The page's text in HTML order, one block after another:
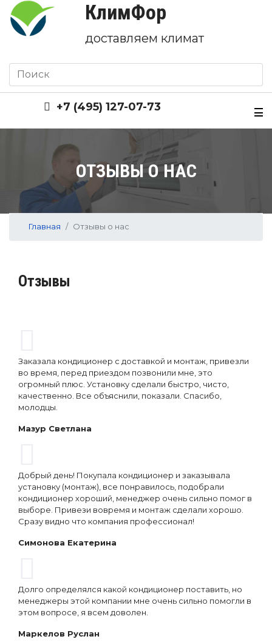
КлимФор
доставляем климат
+7 (495) 127-07-73
ОТЗЫВЫ О НАС
Главная Отзывы о нас
Отзывы
Заказала кондиционер с доставкой и монтаж, привезли
во время, перед приездом позвонили мне, это
огромный плюс. Установку сделали быстро, чисто,
качественно. Все объяснили, показали. Спасибо,
молодцы.
Мазур Светлана
Добрый день! Покупала кондиционер и заказывала
установку (монтаж), все понравилось, подобрали
кондиционер хороший, менеджер очень сильно помог в
выборе. Привези вовремя и монтаж сделали хорошо.
Сразу видно что компания профессионал!
Симонова Екатерина
Долго определялся какой кондиционер поставить, но
менеджеры этой компании мне очень сильно помогли в
этом вопросе, я всем доволен.
Маркелов Руслан